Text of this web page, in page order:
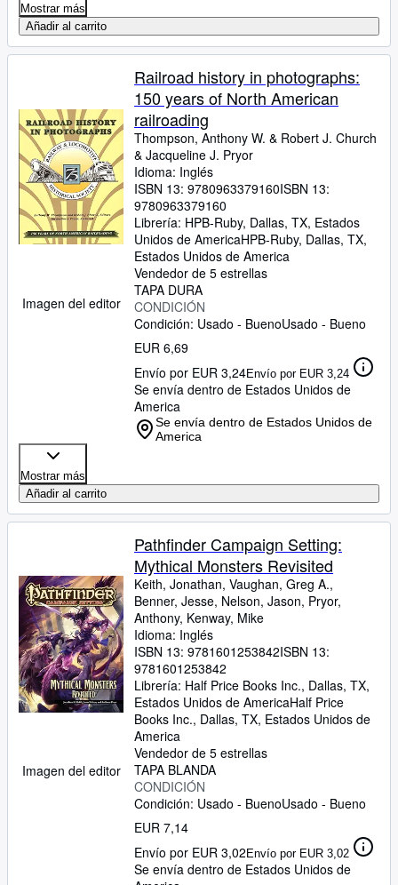
Mostrar más
Añadir al carrito
Imagen del editor
Railroad history in photographs:
150 years of North American
railroading
Thompson, Anthony W. & Robert J. Church
& Jacqueline J. Pryor
Idioma: Inglés
ISBN 13: 9780963379160ISBN 13:
9780963379160
Librería: HPB-Ruby, Dallas, TX, Estados
Unidos de AmericaHPB-Ruby, Dallas, TX,
Estados Unidos de America
Vendedor de 5 estrellas
TAPA DURA
CONDICIÓN
Condición: Usado - BuenoUsado - Bueno
EUR 6,69
Envío por EUR 3,24Envío por EUR 3,24
Se envía dentro de Estados Unidos de
America
Se envía dentro de Estados Unidos de
America
Mostrar más
Añadir al carrito
Imagen del editor
Pathfinder Campaign Setting:
Mythical Monsters Revisited
Keith, Jonathan, Vaughan, Greg A.,
Benner, Jesse, Nelson, Jason, Pryor,
Anthony, Kenway, Mike
Idioma: Inglés
ISBN 13: 9781601253842ISBN 13:
9781601253842
Librería: Half Price Books Inc., Dallas, TX,
Estados Unidos de AmericaHalf Price
Books Inc., Dallas, TX, Estados Unidos de
America
Vendedor de 5 estrellas
TAPA BLANDA
CONDICIÓN
Condición: Usado - BuenoUsado - Bueno
EUR 7,14
Envío por EUR 3,02Envío por EUR 3,02
Se envía dentro de Estados Unidos de